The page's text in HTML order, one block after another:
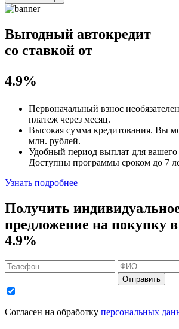
Выгодный автокредит
со ставкой от
4.9%
Первоначальный взнос необязателен
платеж через месяц.
Высокая сумма кредитования. Вы
млн. рублей.
Удобный период выплат для
Доступны программы сроком до 7
Узнать подробнее
Получить
предложение на покупку
4.9%
Отправить
Согласен на обработку персональных